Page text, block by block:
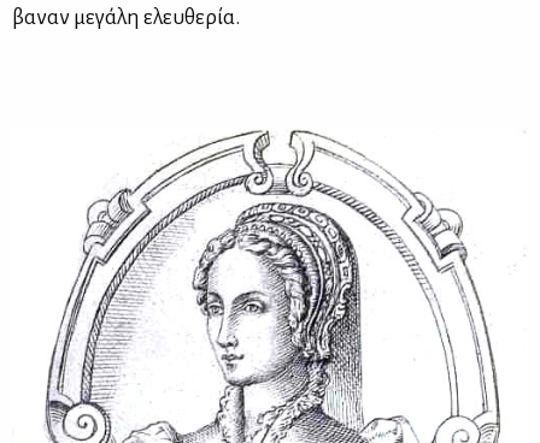
βα­ναν με­γά­λη ελευ­θε­ρία.